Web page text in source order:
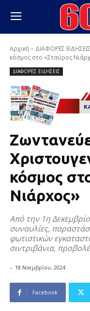
Αρχική ΔΙΑΦΟΡΕΣ ΕΙΔΗΣΕΙΣ
κόσμος στο «Σταύρος
ΔΙΑΦΟΡΕΣ ΕΙΔΗΣΕΙΣ
κόσμος
Νιάρχος»
Από την 1η
συναυλίες,
φωτιστικών
σιντριβάνια,
- 18 Νοεμβρίου, 2024
Facebook